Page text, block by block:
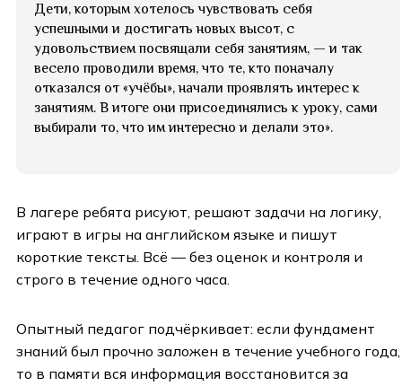
Дети, которым хотелось чувствовать себя
успешными и достигать новых высот, с
удовольствием посвящали себя занятиям, — и так
весело проводили время, что те, кто поначалу
отказался от «учёбы», начали проявлять интерес к
занятиям. В итоге они присоединялись к уроку, сами
выбирали то, что им интересно и делали это».
В лагере ребята рисуют, решают задачи на логику,
играют в игры на английском языке и пишут
короткие тексты. Всё — без оценок и контроля и
строго в течение одного часа.
Опытный педагог подчёркивает: если фундамент
знаний был прочно заложен в течение учебного года,
то в памяти вся информация восстановится за